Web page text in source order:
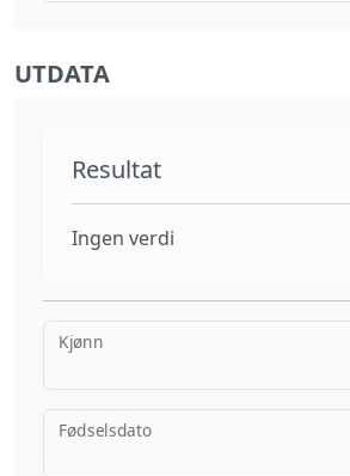
UTDATA
Resultat
Ingen verdi
Kjønn
Fødselsdato